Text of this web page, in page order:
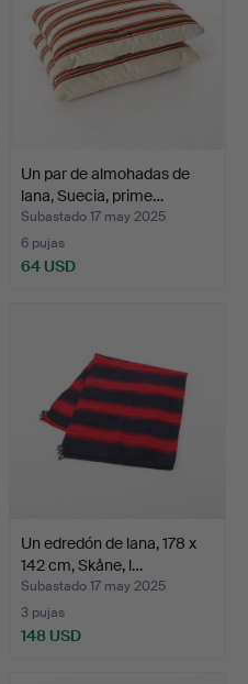
Un par de almohadas de
lana, Suecia, prime…
Subastado 17 may 2025
6 pujas
64 USD
Un edredón de lana, 178 x
142 cm, Skåne, l…
Subastado 17 may 2025
3 pujas
148 USD